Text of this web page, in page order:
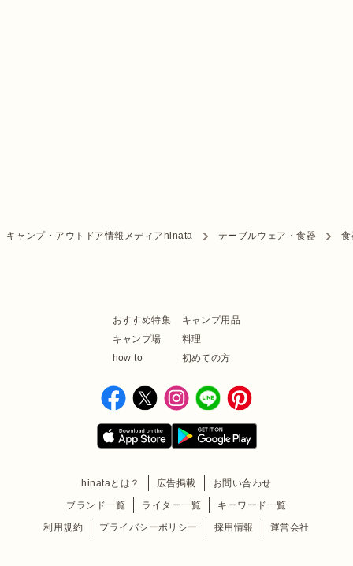
キャンプ・アウトドア情報メディアhinata テーブルウェア・食器 食
おすすめ特集
キャンプ用品
キャンプ場
料理
how to
初めての方
hinataとは？ 広告掲載
お問い合わせ
ブランド一覧
ライター一覧
キーワード一覧
利用規約
プライバシーポリシー 採用情報 運営会社